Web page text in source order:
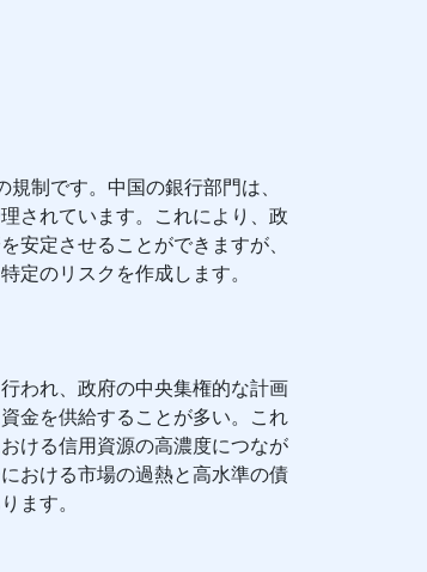
制です。中国の銀行部門は、
されています。これにより、政
安定させることができますが、
定のリスクを作成します。
われ、政府の中央集権的な計画
金を供給することが多い。これ
ける信用資源の高濃度につなが
おける市場の過熱と高水準の債
ます。